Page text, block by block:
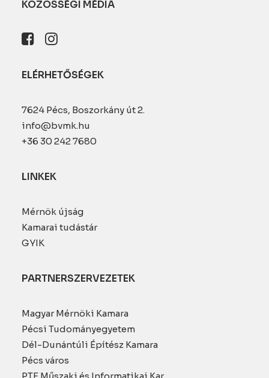
KÖZÖSSÉGI MÉDIA
ELÉRHETŐSÉGEK
7624 Pécs, Boszorkány út 2.
info@bvmk.hu
+36 30 242 7680
LINKEK
Mérnök újság
Kamarai tudástár
GYIK
PARTNERSZERVEZETEK
Magyar Mérnöki Kamara
Pécsi Tudományegyetem
Dél-Dunántúli Építész Kamara
Pécs város